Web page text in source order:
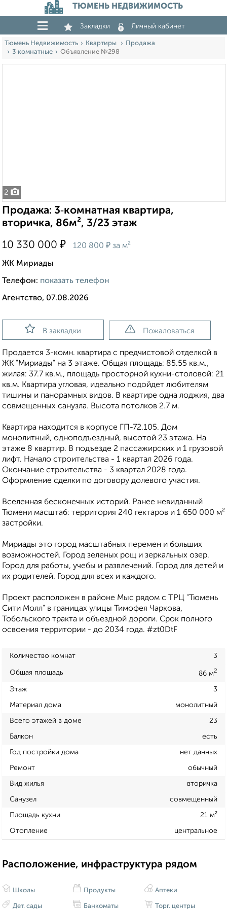
ТЮМЕНЬ НЕДВИЖИМОСТЬ
Закладки Личный кабинет
Тюмень Недвижимость Квартиры
Продажа
3‑комнатные
Объявление №298
2
Продажа: 3‑комнатная квартира,
вторичка, 86м², 3/23 этаж
10 330 000 ₽ 120 800 ₽ за м²
ЖК Мириады
Телефон: показать телефон
Агентство, 07.08.2026
В закладки Пожаловаться
Продается 3-комн. квартира с предчистовой отделкой в
ЖК "Мириады" на 3 этаже. Общая площадь: 85.55 кв.м.,
жилая: 37.7 кв.м., площадь просторной кухни-столовой: 21
кв.м. Квартира угловая, идеально подойдет любителям
тишины и панорамных видов. В квартире одна лоджия, два
совмещенных санузла. Высота потолков 2.7 м.
Квартира находится в корпусе ГП-72.105. Дом
монолитный, одноподъездный, высотой 23 этажа. На
этаже 8 квартир. В подъезде 2 пассажирских и 1 грузовой
лифт. Начало строительства - 1 квартал 2026 года.
Окончание строительства - 3 квартал 2028 года.
Оформление сделки по договору долевого участия.
Вселенная бесконечных историй. Ранее невиданный
Тюмени масштаб: территория 240 гектаров и 1 650 000 м²
застройки.
Мириады это город масштабных перемен и больших
возможностей. Город зеленых рощ и зеркальных озер.
Город для работы, учебы и развлечений. Город для детей и
их родителей. Город для всех и каждого.
Проект расположен в районе Мыс рядом с ТРЦ "Тюмень
Сити Молл" в границах улицы Тимофея Чаркова,
Тобольского тракта и объездной дороги. Срок полного
освоения территории - до 2034 года. #zt0DtF
Количество комнат 3
Общая площадь 86 м2
Этаж 3
Материал дома монолитный
Всего этажей в доме 23
Балкон есть
Год постройки дома нет данных
Ремонт обычный
Вид жилья вторичка
Санузел совмещенный
Площадь кухни 21 м²
Отопление центральное
Расположение, инфраструктура рядом
Школы
Дет. сады
Продукты
Банкоматы
Аптеки
Торг. центры